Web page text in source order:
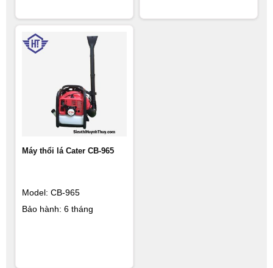
Máy thổi lá Cater CB-965
Model: CB-965
Bảo hành: 6 tháng